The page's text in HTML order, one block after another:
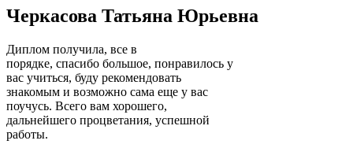
Черкасова Татьяна Юрьевна
Диплом получила, все в
порядке, спасибо большое, понравилось у
вас учиться, буду рекомендовать
знакомым и возможно сама еще у вас
поучусь. Всего вам хорошего,
дальнейшего процветания, успешной
работы.